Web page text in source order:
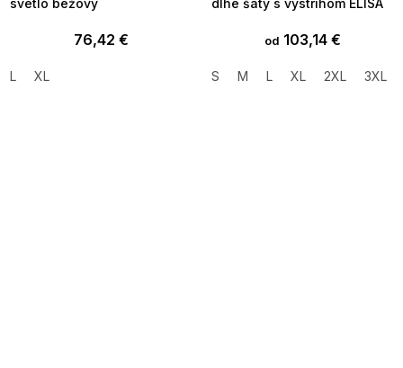
76,42 €
L XL
od 103,14 €
S M L XL 2XL 3XL